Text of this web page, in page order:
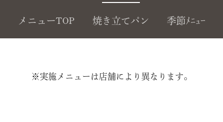
メニューTOP 焼き立てパン 季節ﾒﾆｭｰ
※実施メニューは店舗により異なります。